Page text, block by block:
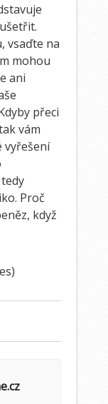
vsaďte na
mohou
ani
přeci
vám
vyřešení
Proč
když